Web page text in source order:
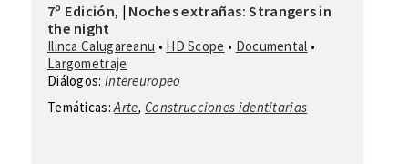
7º Edición, | Noches extrañas: Strangers in
the night
Ilinca Calugareanu • HD Scope • Documental •
Largometraje
Diálogos: Intereuropeo
Temáticas: Arte,Construcciones identitarias